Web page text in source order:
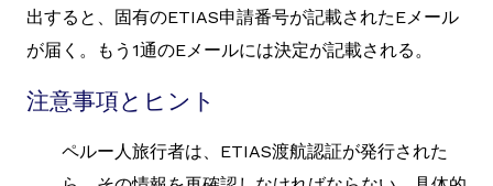
出すると、固有のETIAS申請番号が記載されたEメール
が届く。もう1通のEメールには決定が記載される。
注意事項とヒント
ペルー人旅行者は、ETIAS渡航認証が発行された